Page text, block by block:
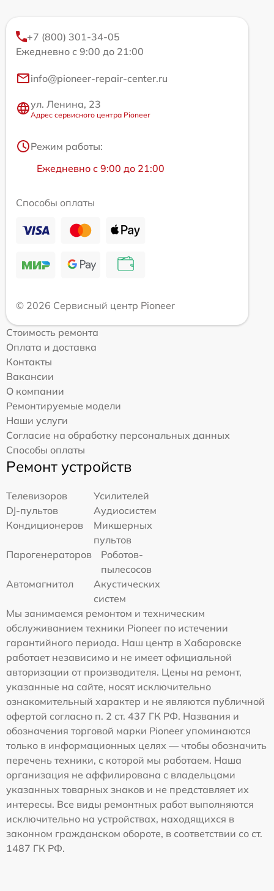
+7 (800) 301-34-05
Ежедневно с 9:00 до 21:00
info@pioneer-repair-center.ru
ул. Ленина, 23
Адрес сервисного центра Pioneer
Режим работы:
Ежедневно с 9:00 до 21:00
Способы оплаты
© 2026 Сервисный центр Pioneer
Стоимость ремонта
Оплата и доставка
Контакты
Вакансии
О компании
Ремонтируемые модели
Наши услуги
Согласие на обработку персональных данных
Способы оплаты
Ремонт устройств
Телевизоров
Усилителей
DJ-пультов
Аудиосистем
Кондиционеров
Микшерных
пультов
Парогенераторов
Роботов-
пылесосов
Автомагнитол
Акустических
систем
Мы занимаемся ремонтом и техническим
обслуживанием техники Pioneer по истечении
гарантийного периода. Наш центр в Хабаровске
работает независимо и не имеет официальной
авторизации от производителя. Цены на ремонт,
указанные на сайте, носят исключительно
ознакомительный характер и не являются публичной
офертой согласно п. 2 ст. 437 ГК РФ. Названия и
обозначения торговой марки Pioneer упоминаются
только в информационных целях — чтобы обозначить
перечень техники, с которой мы работаем. Наша
организация не аффилирована с владельцами
указанных товарных знаков и не представляет их
интересы. Все виды ремонтных работ выполняются
исключительно на устройствах, находящихся в
законном гражданском обороте, в соответствии со ст.
1487 ГК РФ.